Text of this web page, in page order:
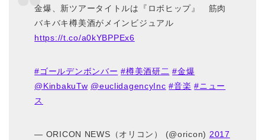
金爆、新ツアータイトルは『ロボヒップ』 筋肉
バキバキ樽美酒がメインビジュアル
https://t.co/a0kYBPPEx6
#ゴールデンボンバー #樽美酒研二 #金爆
@KinbakuTw @euclidagencyInc #音楽 #ニュー
ス
— ORICON NEWS（オリコン） (@oricon) 2017